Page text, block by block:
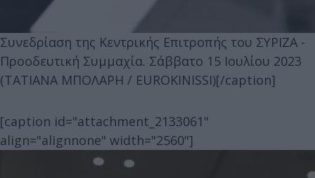
Συνεδρίαση της Κεντρικής Επιτροπής του ΣΥΡΙΖΑ -
Προοδευτική Συμμαχία. Σάββατο 15 Ιουλίου 2023
(ΤΑΤΙΑΝΑ ΜΠΟΛΑΡΗ / EUROKINISSI)[/caption]
[caption id="attachment_2133061"
align="alignnone" width="2560"]